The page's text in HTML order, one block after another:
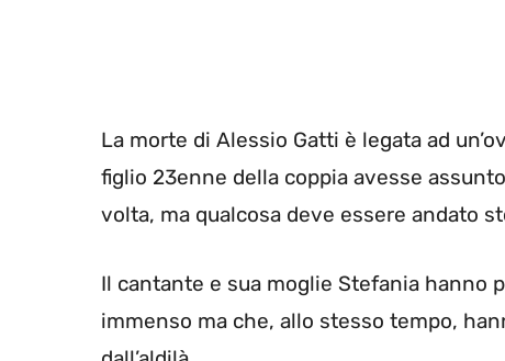
La morte di Alessio Gatti è legata ad
figlio 23enne della coppia avesse
volta, ma qualcosa deve essere andato
Il cantante e sua moglie Stefania hanno
immenso ma che, allo stesso tempo,